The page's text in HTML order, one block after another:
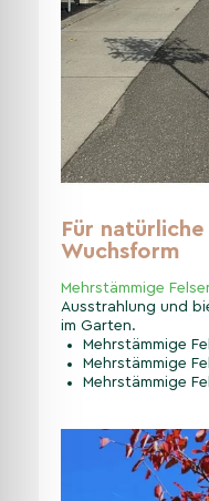
Für
Wuchsform
Mehrstämmige
Ausstrahlung und
im Garten.
Mehrstämmige
Mehrstämmige
Mehrstämmige